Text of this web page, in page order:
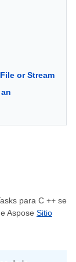
or Stream
para C ++ se
Aspose Sitio